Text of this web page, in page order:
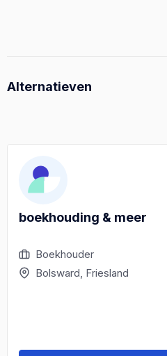
Alternatieven
boekhouding & meer
Boekhouder
Bolsward, Friesland